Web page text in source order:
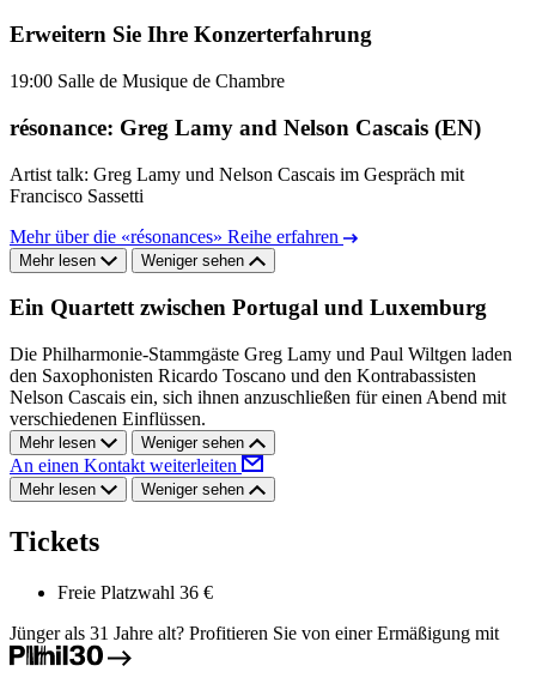
Erweitern Sie Ihre Konzerterfahrung
19:00 Salle de Musique de Chambre
résonance: Greg Lamy and Nelson Cascais (EN)
Artist talk: Greg Lamy und Nelson Cascais im Gespräch mit
Francisco Sassetti
Mehr über die «résonances» Reihe erfahren
Mehr lesen Weniger sehen
Ein Quartett zwischen Portugal und Luxemburg
Die Philharmonie-Stammgäste Greg Lamy und Paul Wiltgen laden
den Saxophonisten Ricardo Toscano und den Kontrabassisten
Nelson Cascais ein, sich ihnen anzuschließen für einen Abend mit
verschiedenen Einflüssen.
Mehr lesen Weniger sehen
An einen Kontakt weiterleiten
Mehr lesen Weniger sehen
Tickets
Freie Platzwahl 36 €
Jünger als 31 Jahre alt? Profitieren Sie von einer Ermäßigung mit